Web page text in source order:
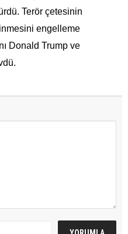
Terör çetesinin
engelleme
Donald Trump ve